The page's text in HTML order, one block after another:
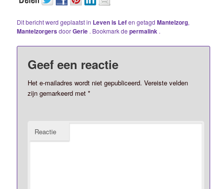
Dit bericht werd geplaatst in Leven is Lefen getagdMantelzorg,
MantelzorgersdoorGerie . Bookmark depermalink .
Geef een reactie
Het e-mailadres wordt niet gepubliceerd. Vereiste velden
zijn gemarkeerd met*
Reactie